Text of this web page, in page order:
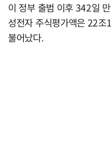
이 정부 출범 이후 342일
성전자 주식평가액은 22
불어났다.